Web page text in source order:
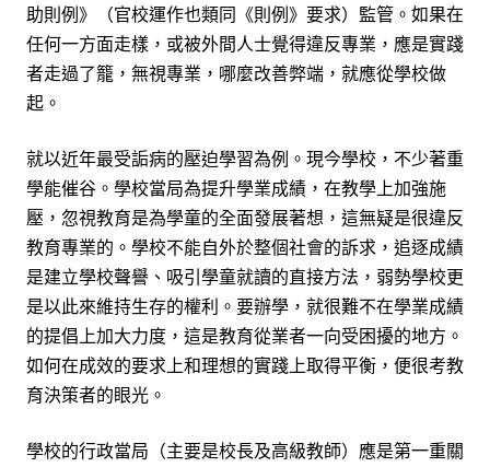
助則例》（官校運作也類同《則例》要求）監管。如果在
任何一方面走樣，或被外間人士覺得違反專業，應是實踐
者走過了籠，無視專業，哪麼改善弊端，就應從學校做
起。
就以近年最受詬病的壓迫學習為例。現今學校，不少著重
學能催谷。學校當局為提升學業成績，在教學上加強施
壓，忽視教育是為學童的全面發展著想，這無疑是很違反
教育專業的。學校不能自外於整個社會的訴求，追逐成績
是建立學校聲譽、吸引學童就讀的直接方法，弱勢學校更
是以此來維持生存的權利。要辦學，就很難不在學業成績
的提倡上加大力度，這是教育從業者一向受困擾的地方。
如何在成效的要求上和理想的實踐上取得平衡，便很考教
育決策者的眼光。
學校的行政當局（主要是校長及高級教師）應是第一重關